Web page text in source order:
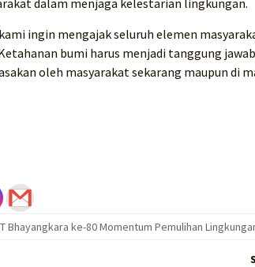
dalam menjaga kelestarian lingkungan.
ingin mengajak seluruh elemen
bumi harus menjadi tanggung
oleh masyarakat sekarang maupun di
Bhayangkara ke-80 Momentum Pemulihan